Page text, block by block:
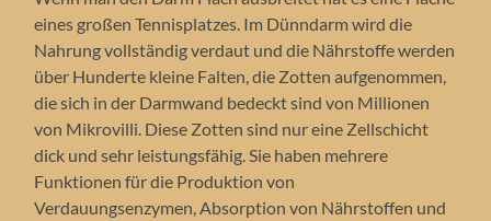
eines großen Tennisplatzes. Im Dünndarm wird die
Nahrung vollständig verdaut und die Nährstoffe werden
über Hunderte kleine Falten, die Zotten aufgenommen,
die sich in der Darmwand bedeckt sind von Millionen
von Mikrovilli. Diese Zotten sind nur eine Zellschicht
dick und sehr leistungsfähig. Sie haben mehrere
Funktionen für die Produktion von
Verdauungsenzymen, Absorption von Nährstoffen und